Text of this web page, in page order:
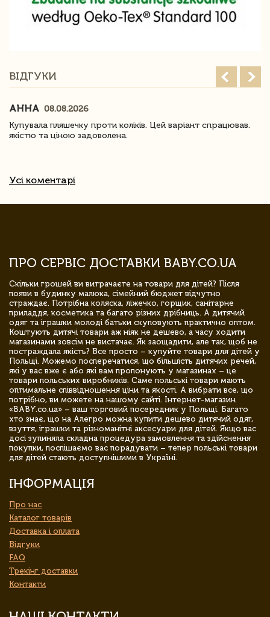
ВІДГУКИ
АННА 08.08.2026
Купувала пляшечку проти коліків. Цей варіант спрацював.
якістю та ціною задоволена.
Усі коментарі
ПРО СЕРВІС ДОСТАВКИ BABY.CO.UA
Скільки грошей ви витрачаєте на товари для дітей? Після
появи в будинку малюка, сімейний бюджет відчутно
страждає. Потрібна коляска, ліжечко, горщик, санітарне
приладдя, косметика та багато різних дрібниць. А дитячий
одяг та іграшки молоді батьки скуповують практично оптом.
Коштують дитячі товари аж ніяк не дешево, а часу ходити
магазинами зовсім не вистачає. Як заощадити, але так, щоб не
постраждала якість? Все просто – купуйте товари для дітей у
Польщі. Можемо посперечатися, що більшість дитячих речей,
які у вас вже є або які вам пропонують у магазинах – це
товари польських виробників. Саме польські товари мають
оптимальне співвідношення ціни та якості. А вибрати все, що
потрібно, ви можете на нашому сайті. Інтернет-магазин
«BABY.co.ua» – ваш торговий посередник у Польщі. Багато
хто знає, що на Алегро можна купити дешево дитячий одяг,
взуття, іграшки та різноманітні аксесуари для дітей. Якщо вас
досі зупиняла складна процедура замовлення та здійснення
покупки, поспішаємо вас порадувати – тепер польські товари
для дітей стають доступнішими в Україні.
ІНФОРМАЦІЯ
Про нас
Каталог товарів
Доставка і оплата
Відгуки
FAQ
Трекінг доставки
Контакти